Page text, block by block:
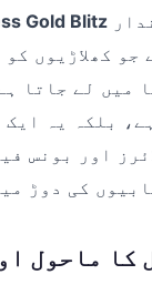
Gold Blitz
جو کھلاڑیوں
میں لے جاتا
بلکہ یہ
اور بونس
کی دوڑ
کا ماحول